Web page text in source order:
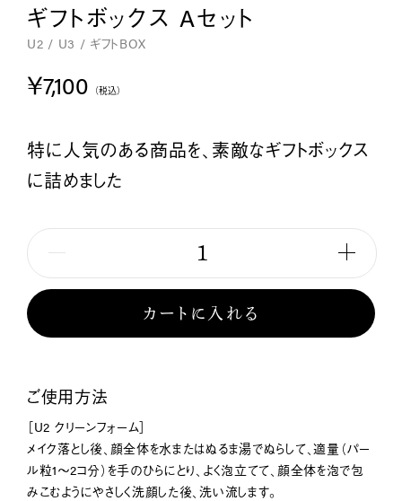
ギフトボックス Aセット
U2 / U3 / ギフトBOX
￥7,100 （税込）
特に人気のある商品を、 素敵なギフトボックス
に詰めました
1
カートに入れる
ご使用方法
［U2 クリーンフォーム］
メイク落とし後、顔全体を水またはぬるま湯でぬらして、適量（パー
ル粒1～2コ分）を手のひらにとり、よく泡立てて、顔全体を泡で包
みこむようにやさしく洗顔した後、洗い流します。